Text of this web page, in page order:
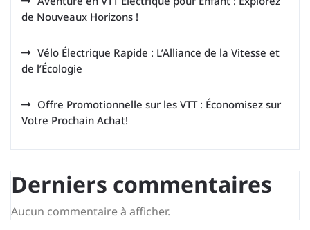
de Nouveaux Horizons !
Vélo Électrique Rapide : L’Alliance de la Vitesse et
de l’Écologie
Offre Promotionnelle sur les VTT : Économisez sur
Votre Prochain Achat!
Derniers commentaires
Aucun commentaire à afficher.